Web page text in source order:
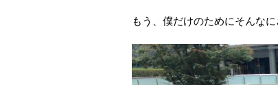
もう、僕だけのためにそんな